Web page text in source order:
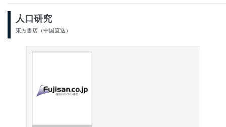
人口研究
東方書店（中国直送）